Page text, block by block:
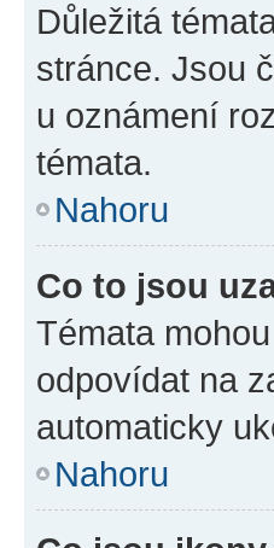
Důležitá
stránce. Jsou
u oznámení
témata.
Nahoru
Co to jsou
Témata
odpovídat na
automaticky
Nahoru